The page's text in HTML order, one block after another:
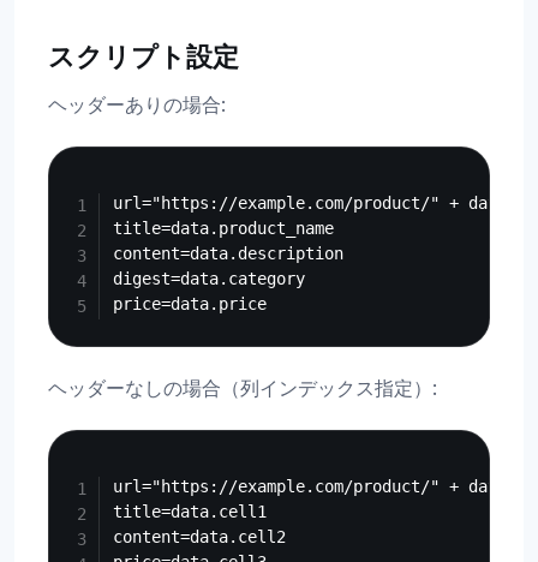
スクリプト設定
ヘッダーありの場合:
url="https://example.com/product/" +
title=data.product_name
content=data.description
digest=data.category
ヘッダーなしの場合（列インデックス指定）:
url="https://example.com/product/" +
title=data.cell1
content=data.cell2